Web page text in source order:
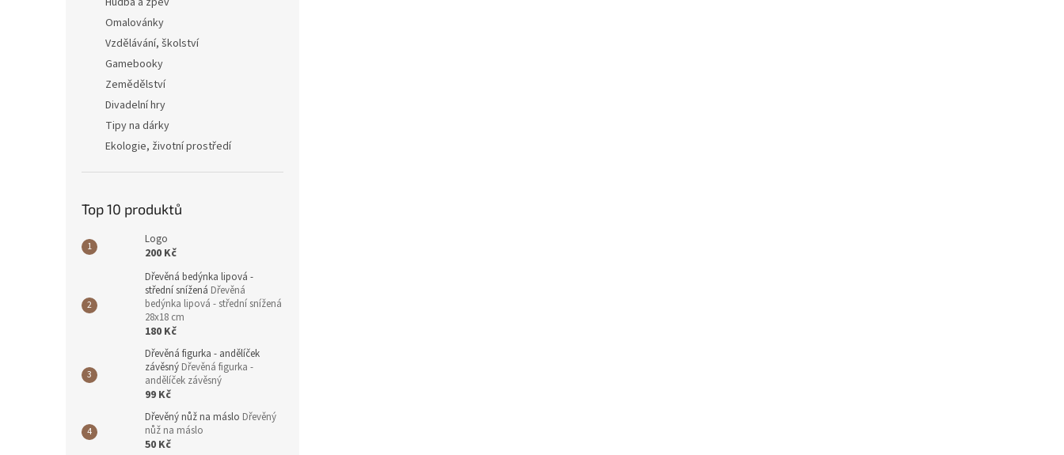
Omalovánky
Vzdělávání, školství
Gamebooky
Zemědělství
Divadelní hry
Tipy na dárky
Ekologie, životní prostředí
Top 10 produktů
Logo
200 Kč
Dřevěná bedýnka lipová -
střední snížená Dřevěná
bedýnka lipová - střední snížená
28x18 cm
180 Kč
Dřevěná figurka - andělíček
závěsný Dřevěná figurka -
andělíček závěsný
99 Kč
Dřevěný nůž na máslo Dřevěný
nůž na máslo
50 Kč